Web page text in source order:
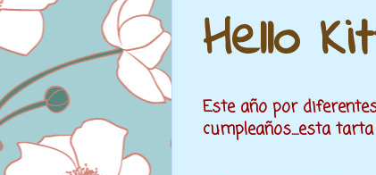
Hello
Este año por
cumpleaños....esta